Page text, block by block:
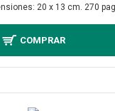
20 x 13 cm. 270
COMPRAR